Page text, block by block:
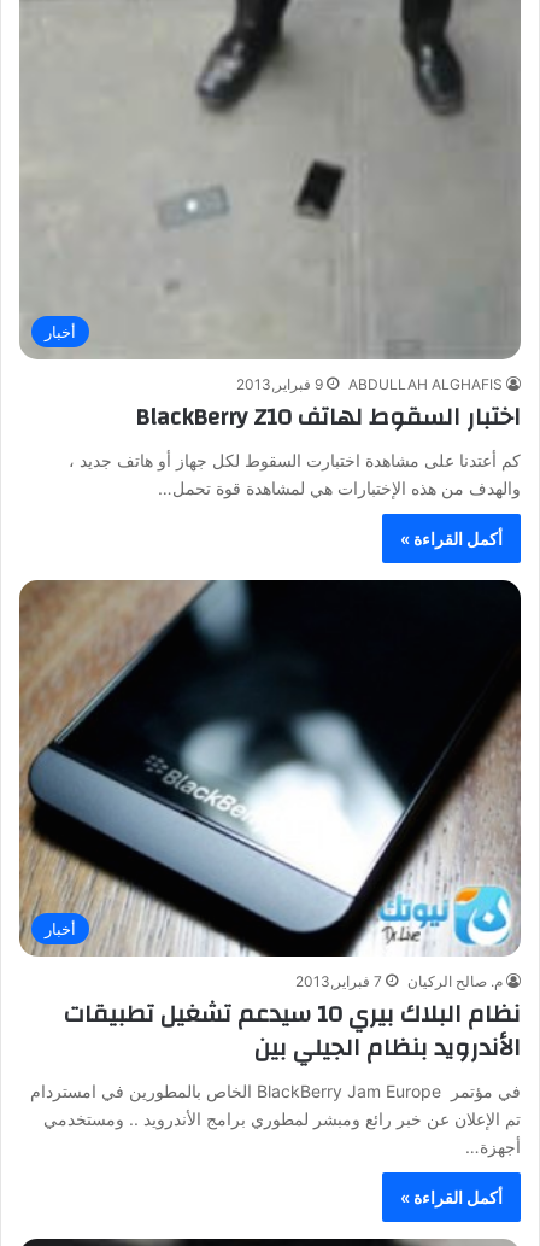
أخبار
ABDULLAH ALGHAFIS 9 فبراير,2013
اختبار السقوط لهاتف BlackBerry Z10
كم أعتدنا على مشاهدة اختبارت السقوط لكل جهاز أو هاتف جديد ،
والهدف من هذه الإختبارات هي لمشاهدة قوة تحمل…
أكمل القراءة »
أخبار
م. صالح الركيان 7 فبراير,2013
نظام البلاك بيري 10 سيدعم تشغيل تطبيقات
الأندرويد بنظام الجيلي بين
في مؤتمر BlackBerry Jam Europe الخاص بالمطورين في امستردام
تم الإعلان عن خبر رائع ومبشر لمطوري برامج الأندرويد .. ومستخدمي
أجهزة…
أكمل القراءة »